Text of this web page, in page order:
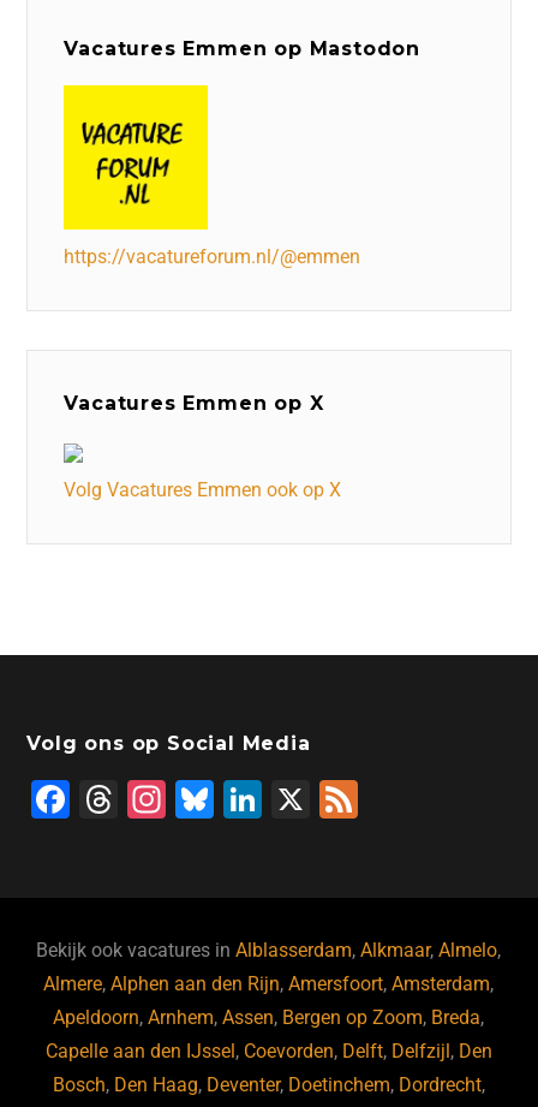
Vacatures Emmen op Mastodon
https://vacatureforum.nl/@emmen
Vacatures Emmen op X
Volg Vacatures Emmen ook op X
Volg ons op Social Media
F
b
o
o
k
T
d
s
In
a
m
Bl
ky
Li
dI
n
X
Bekijk ook vacatures inAlblasserdam,Alkmaar,Almelo,
Almere,Alphen aan den Rijn,Amersfoort,Amsterdam,
Apeldoorn,Arnhem,Assen, Bergen op Zoom, Breda,
Capelle aan den IJssel, Coevorden, Delft, Delfzijl, Den
Bosch, Den Haag, Deventer, Doetinchem, Dordrecht,